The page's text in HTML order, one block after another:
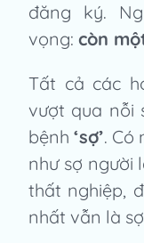
đăng ký.
vọng: còn
Tất cả các
vượt qua nỗi
bệnh‘sợ’. Có
như sợ người
thất nghiệp,
nhất vẫn là sợ